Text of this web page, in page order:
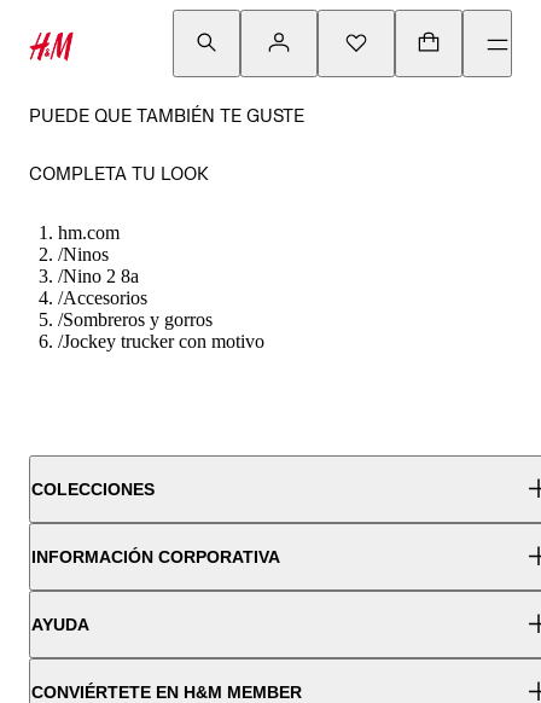
PUEDE QUE TAMBIÉN TE GUSTE
COMPLETA TU LOOK
hm.com
/Ninos
/Nino 2 8a
/Accesorios
/Sombreros y gorros
/Jockey trucker con motivo
COLECCIONES
INFORMACIÓN CORPORATIVA
AYUDA
CONVIÉRTETE EN H&M MEMBER